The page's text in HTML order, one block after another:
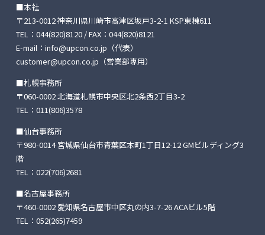
■本社
〒213-0012 神奈川県川崎市高津区坂戸3-2-1 KSP東棟611
TEL： 044(820)8120/ FAX：044(820)8121
E-mail： info@upcon.co.jp （代表）
customer@upcon.co.jp （営業部専用）
■札幌事務所
〒060-0002 北海道札幌市中央区北2条西2丁目3-2
TEL： 011(806)3578
■仙台事務所
〒980-0014 宮城県仙台市青葉区本町1丁目12-12GMビルディング3
階
TEL： 022(706)2681
■名古屋事務所
〒460-0002 愛知県名古屋市中区丸の内3-7-26ACAビル5階
TEL： 052(265)7459